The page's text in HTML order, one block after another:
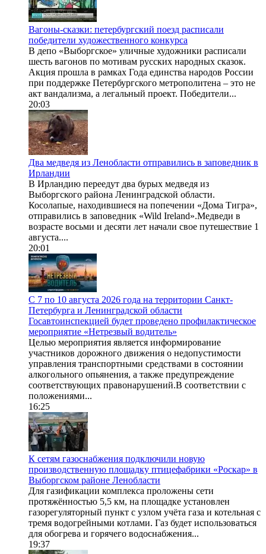
Вагоны-сказки: петербургский поезд расписали
победители художественного конкурса
В депо «Выборгское» уличные художники расписали
шесть вагонов по мотивам русских народных сказок.
Акция прошла в рамках Года единства народов России
при поддержке Петербургского метрополитена – это не
акт вандализма, а легальный проект. Победители...
20:03
Два медведя из Ленобласти отправились в заповедник в
Ирландии
В Ирландию переедут два бурых медведя из
Выборгского района Ленинградской области.
Косолапые, находившиеся на попечении «Дома Тигра»,
отправились в заповедник «Wild Ireland».Медведи в
возрасте восьми и десяти лет начали свое путешествие 1
августа....
20:01
С 7 по 10 августа 2026 года на территории Санкт-
Петербурга и Ленинградской области
Госавтоинспекцией будет проведено профилактическое
мероприятие «Нетрезвый водитель»
Целью мероприятия является информирование
участников дорожного движения о недопустимости
управления транспортными средствами в состоянии
алкогольного опьянения, а также предупреждение
соответствующих правонарушений.В соответствии с
положениями...
16:25
К сетям газоснабжения подключили новую
производственную площадку птицефабрики «Роскар» в
Выборгском районе Ленобласти
Для газификации комплекса проложены сети
протяжённостью 5,5 км, на площадке установлен
газорегуляторный пункт с узлом учёта газа и котельная с
тремя водогрейными котлами. Газ будет использоваться
для обогрева и горячего водоснабжения...
19:37